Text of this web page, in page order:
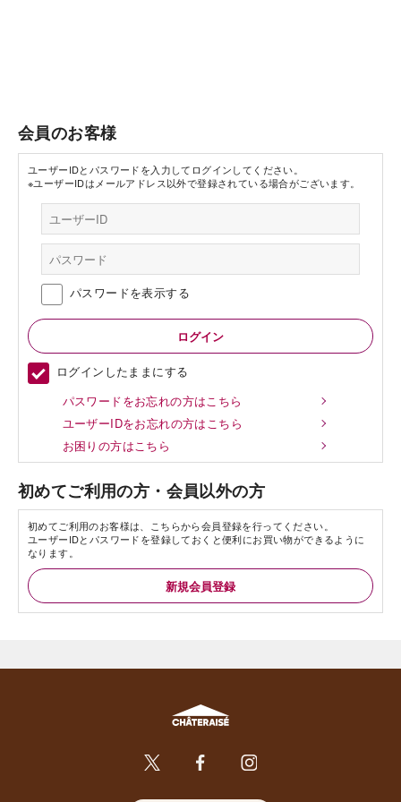
会員のお客様
ユーザーIDとパスワードを入力してログインしてください。
※ユーザーIDはメールアドレス以外で登録されている場合がございます。
パスワードを表示する
ログインしたままにする
パスワードをお忘れの方はこちら
ユーザーIDをお忘れの方はこちら
お困りの方はこちら
初めてご利用の方・会員以外の方
初めてご利用のお客様は、こちらから会員登録を行ってください。
ユーザーIDとパスワードを登録しておくと便利にお買い物ができるように
なります。